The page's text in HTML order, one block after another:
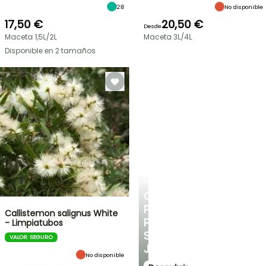
CONSEJOS
PERSONALIZADOS
PARA
SU
JARDÍN
28
17,50 €
Maceta 1,5L/2L
Disponible en 2 tamaños
No disponible
Desde20,50 €
Maceta 3L/4L
Callistemon salignus White
- Limpiatubos
VALOR SEGURO
No disponible